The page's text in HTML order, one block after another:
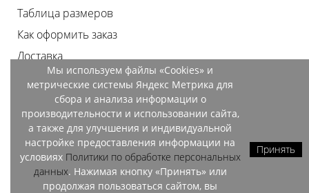
Таблица размеров
Как оформить заказ
Доставка
Оплата
Возврат
Документы
Контакты
Магазины
Мы используем файлы «Cookies» и
метрические системы Яндекс Метрика для
сбора и анализа информации о
производительности и использовании сайта,
а также для улучшения и индивидуальной
настройке предоставления информации на
условиях Политики по обработке персональных
данных. Нажимая кнопку «Принять» или
продолжая пользоваться сайтом, вы
Принять